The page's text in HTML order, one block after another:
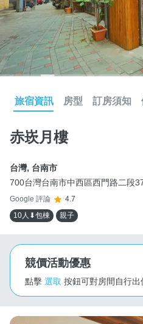
旅宿資訊 房型 訂房須知
赤崁月樓
台灣, 台南市
700台灣台南市中西區西門路二段
Google 評論
4.7
10人⬇包棟
親子
競價活動優惠
點擊 選取 按鈕可對房間自行出